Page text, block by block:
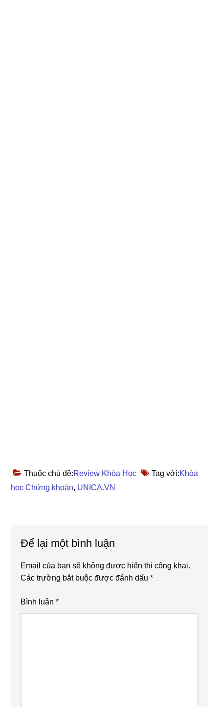
Thuộc chủ đề:Review Khóa Học Tag với:Khóa
học Chứng khoán, UNICA.VN
Interactions
Để lại một bình luận
Email của bạn sẽ không được hiển thị công khai.
Các trường bắt buộc được đánh dấu*
Bình luận*